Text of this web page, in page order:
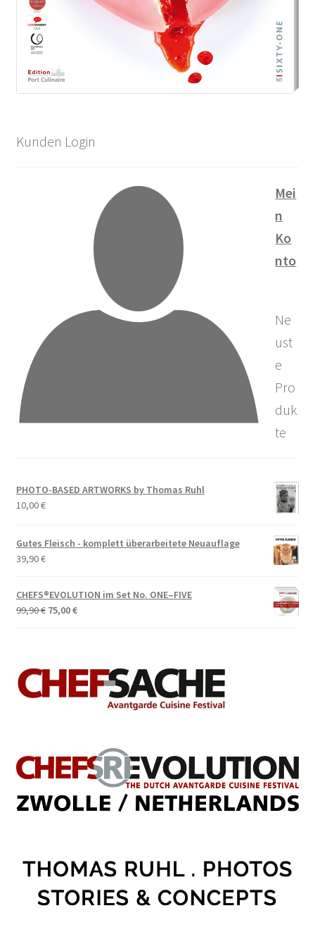
Kunden Login
Mei
n
Ko
nto
Ne
ust
e
Pro
duk
te
PHOTO-BASED ARTWORKS by Thomas Ruhl
10,00€
Gutes Fleisch - komplett überarbeitete Neuauflage
39,90€
CHEFS®EVOLUTION im Set No. ONE–FIVE
99,90€ Ursprünglicher
75,00€Aktueller